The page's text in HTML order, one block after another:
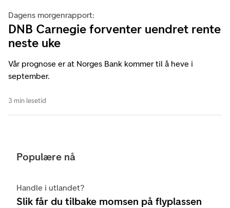
Dagens morgenrapport:
DNB Carnegie forventer uendret rente
neste uke
Vår prognose er at Norges Bank kommer til å heve i
september.
3 min lesetid
Populære nå
Handle i utlandet?
Slik får du tilbake momsen på flyplassen